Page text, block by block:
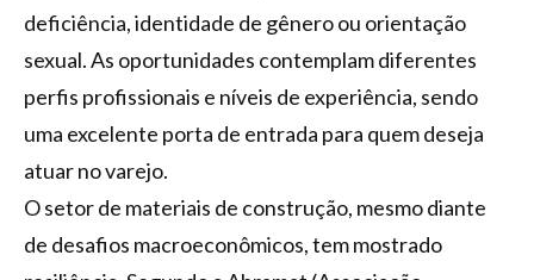
deficiência, identidade de gênero ou orientação
sexual. As oportunidades contemplam diferentes
perfis profissionais e níveis de experiência, sendo
uma excelente porta de entrada para quem deseja
atuar no varejo.
O setor de materiais de construção, mesmo diante
de desafios macroeconômicos, tem mostrado